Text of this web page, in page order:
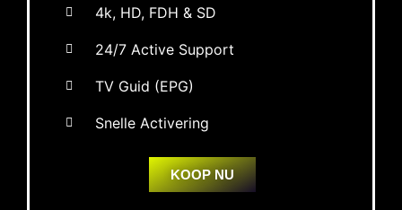
4k, HD, FDH & SD
24/7 Active Support
TV Guid (EPG)
Snelle Activering
KOOP NU